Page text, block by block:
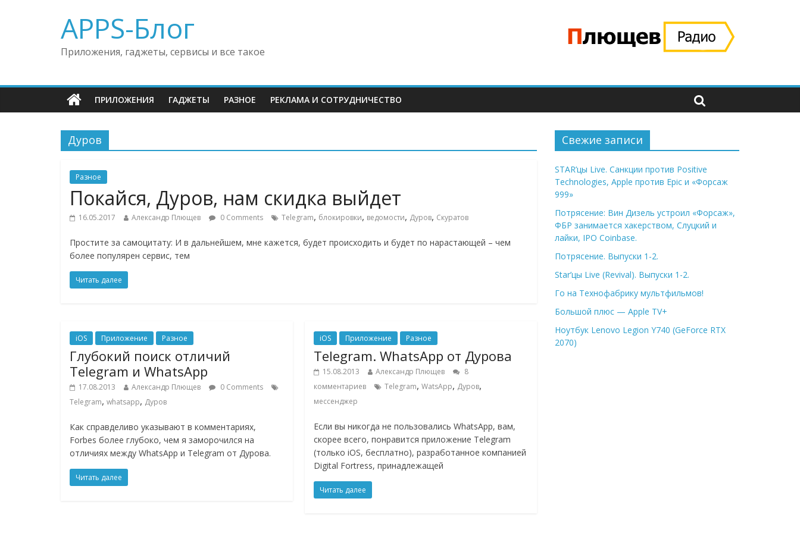
APPS-Блог
Приложения, гаджеты, сервисы и все такое
ПРИЛОЖЕНИЯ ГАДЖЕТЫ РАЗНОЕ РЕКЛАМА И СОТРУДНИЧЕСТВО
Дуров
Разное
Покайся, Дуров, нам скидка выйдет
16.05.2017 Александр Плющев 0 Comments Telegram, блокировки, ведомости, Дуров, Скуратов
Простите за самоцитату: И в дальнейшем, мне кажется, будет происходить и будет по нарастающей – чем
более популярен сервис, тем
Читать далее
iOS Приложение Разное
Глубокий поиск отличий
Telegram и WhatsApp
17.08.2013 Александр Плющев
0 Comments
Telegram, whatsapp, Дуров
Как справделиво указывают в комментариях,
Forbes более глубоко, чем я заморочился на
отличиях между WhatsApp и Telegram от Дурова.
Читать далее
iOS Приложение Разное
Telegram. WhatsApp от Дурова
15.08.2013 Александр Плющев
8
комментариев
Telegram,WatsApp, Дуров,
мессенджер
Если вы никогда не пользовались WhatsApp, вам,
скорее всего, понравится приложение Telegram
(только iOS, бесплатно), разработанное компанией
Digital Fortress, принадлежащей
Читать далее
Свежие записи
STAR’цы Live. Санкции против Positive
Technologies, Apple против Epic и «Форсаж
999»
Потрясение: Вин Дизель устроил «Форсаж»,
ФБР занимается хакерством, Слуцкий и
лайки, IPO Coinbase.
Потрясение. Выпуски 1-2.
Star’цы Live (Revival). Выпуски 1-2.
Го на Технофабрику мультфильмов!
Большой плюс — Apple TV+
Ноутбук Lenovo Legion Y740 (GeForce RTX
2070)